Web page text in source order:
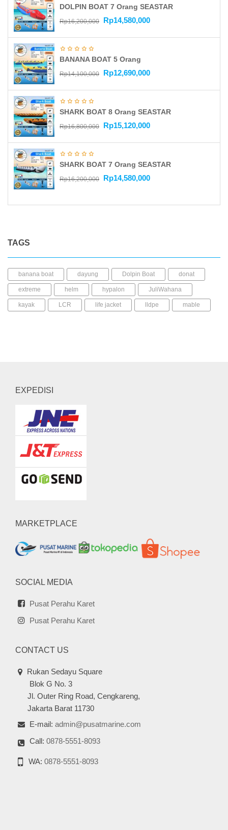
DOLPIN BOAT 7 Orang SEASTAR
Rp16,200,000 Rp14,580,000
BANANA BOAT 5 Orang
Rp14,100,000 Rp12,690,000
SHARK BOAT 8 Orang SEASTAR
Rp16,800,000 Rp15,120,000
SHARK BOAT 7 Orang SEASTAR
Rp16,200,000 Rp14,580,000
TAGS
banana boat dayung Dolpin Boat donat
extreme helm hypalon JuliWahana
kayak LCR life jacket lldpe mable
EXPEDISI
MARKETPLACE
SOCIAL MEDIA
Pusat Perahu Karet
Pusat Perahu Karet
CONTACT US
Rukan Sedayu Square
Blok G No. 3
Jl. Outer Ring Road, Cengkareng,
Jakarta Barat 11730
E-mail: admin@pusatmarine.com
Call: 0878-5551-8093
WA: 0878-5551-8093